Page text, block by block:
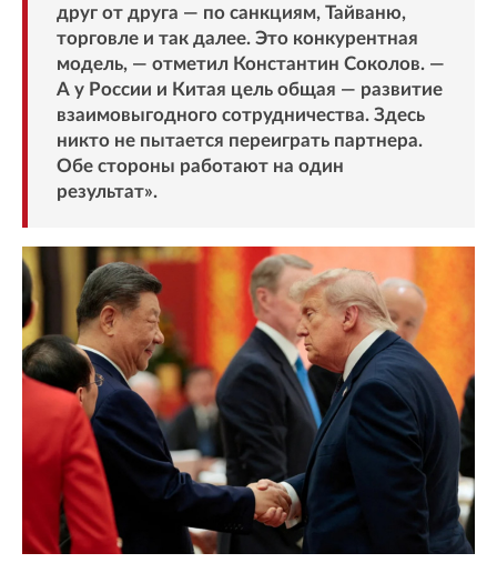
друг от друга — по санкциям, Тайваню,
торговле и так далее. Это конкурентная
модель, — отметил Константин Соколов. —
А у России и Китая цель общая — развитие
взаимовыгодного сотрудничества. Здесь
никто не пытается переиграть партнера.
Обе стороны работают на один
результат».